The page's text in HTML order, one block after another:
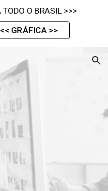
O BRASIL >>>
GRÁFICA >>